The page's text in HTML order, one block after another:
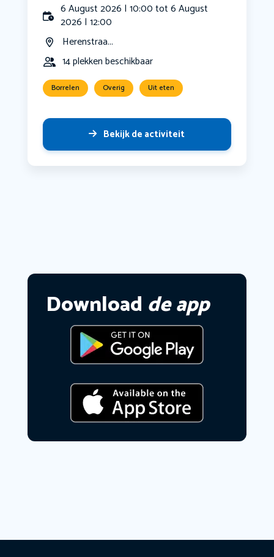
6 August 2026 | 10:00 tot 6 August
2026 | 12:00
Herenstraa...
14 plekken beschikbaar
Borrelen Overig Uit eten
Bekijk de activiteit
Download de app